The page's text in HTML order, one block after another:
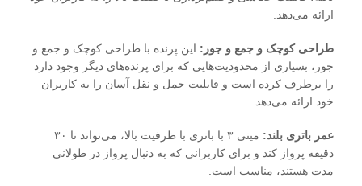
ارائه می‌دهد.
طراحی کوچک و جمع و جور: این پرنده با طراحی کوچک و جمع و
جور، بسیاری از محدودیت‌هایی که برای پرنده‌های دیگر وجود دارد
را برطرف کرده است و قابلیت حمل و نقل آسان را به کاربران
خود ارائه می‌دهد.
عمر باتری بلند:
مینی ۳ با باتری با ظرفیت بالا، می‌تواند تا ۳۰
دقیقه پرواز کند و برای کاربرانی که به دنبال پرواز در طولانی
مدت هستند، مناسب است.